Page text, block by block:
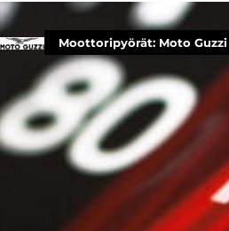
Moottoripyörät: Moto Guzzi